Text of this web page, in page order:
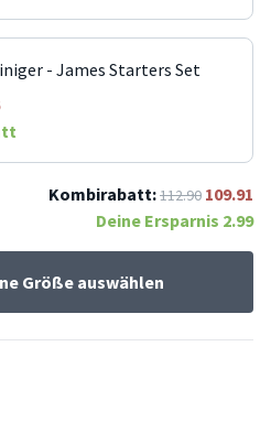
- James Starters Set
Kombirabatt:112.90 109.91
Deine Ersparnis 2.99
Größe auswählen